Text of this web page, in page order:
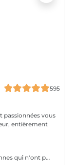
595
passionnées vous
entièrement
La beauté des pieds est faite pour les personnes qui n'ont pas de problème particulier au niveau de leur pieds. Elle comprend la pousse des cuticules, la coupe des ongles et le limage, léger ponçage de la plaque de l'ongle, et rape de la plante du pied. Pose de vernis transparent et application de crème inclues.